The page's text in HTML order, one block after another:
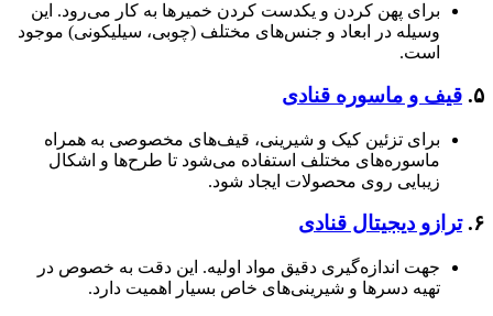
برای پهن کردن و یکدست کردن خمیرها به کار می‌رود. این
وسیله در ابعاد و جنس‌های مختلف (چوبی، سیلیکونی) موجود
است.
۵. قیف و ماسوره قنادی
برای تزئین کیک و شیرینی، قیف‌های مخصوصی به همراه
ماسوره‌های مختلف استفاده می‌شود تا طرح‌ها و اشکال
زیبایی روی محصولات ایجاد شود.
۶. ترازو دیجیتال قنادی
جهت اندازه‌گیری دقیق مواد اولیه. این دقت به خصوص در
تهیه دسرها و شیرینی‌های خاص بسیار اهمیت دارد.